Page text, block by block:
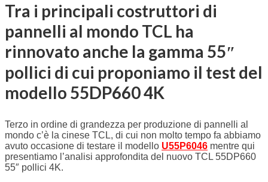
Tra i principali costruttori di
pannelli al mondo TCL ha
rinnovato anche la gamma 55″
pollici di cui proponiamo il test del
modello 55DP660 4K
Terzo in ordine di grandezza per produzione di pannelli al
mondo c’è la cinese TCL, di cui non molto tempo fa abbiamo
avuto occasione di testare il modello U55P6046 mentre qui
presentiamo l’analisi approfondita del nuovo TCL 55DP660
55″ pollici 4K.